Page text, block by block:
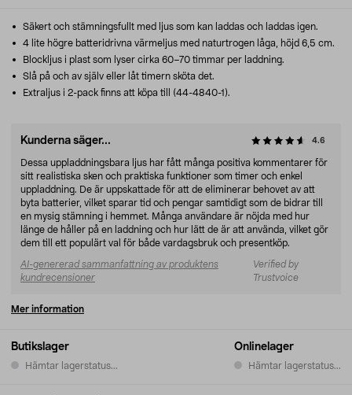
Butikslager
Hämtar lagerstatus...
Onlinelager
Hämtar lagerstatus...
Säkert och stämningsfullt med ljus som kan laddas och laddas igen.
4 lite högre batteridrivna värmeljus med naturtrogen låga, höjd 6,5 cm.
Blockljus i plast som lyser cirka 60–70 timmar per laddning.
Slå på och av själv eller låt timern sköta det.
Extraljus i 2-pack finns att köpa till (44-4840-1).
Kunderna säger... 4.6
Dessa uppladdningsbara ljus har fått många positiva kommentarer för
sitt realistiska sken och praktiska funktioner som timer och enkel
uppladdning. De är uppskattade för att de eliminerar behovet av att
byta batterier, vilket sparar tid och pengar samtidigt som de bidrar till
en mysig stämning i hemmet. Många användare är nöjda med hur
länge de håller på en laddning och hur lätt de är att använda, vilket gör
dem till ett populärt val för både vardagsbruk och presentköp.
AI-genererad sammanfattning av produktens
kundrecensioner
Verified by
Trustvoice
Mer information